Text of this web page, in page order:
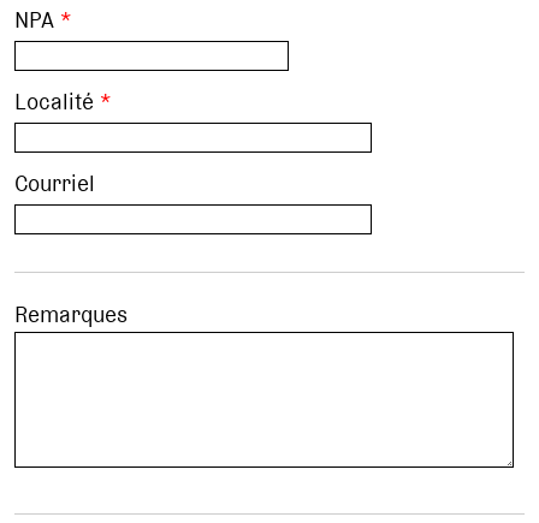
NPA *
Localité *
Courriel
Remarques